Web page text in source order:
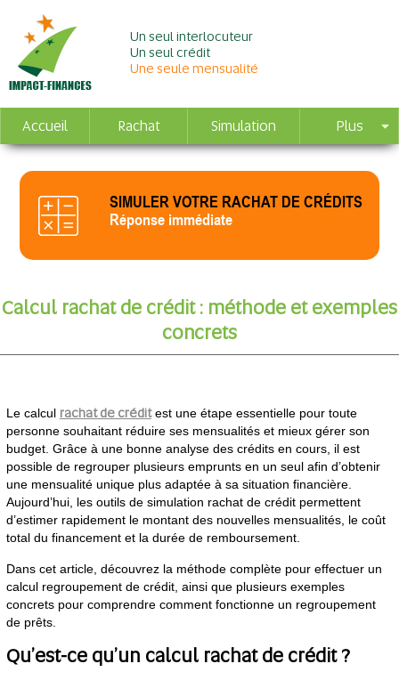
Un seul interlocuteur
Un seul crédit
Une seule mensualité
Accueil Rachat Simulation Plus
SIMULER VOTRE RACHAT DE CRÉDITS
Réponse immédiate
Calcul rachat de crédit : méthode et exemples
concrets
Le calcul rachat de créditest une étape essentielle pour toute
personne souhaitant réduire ses mensualités et mieux gérer son
budget. Grâce à une bonne analyse des crédits en cours, il est
possible de regrouper plusieurs emprunts en un seul afin d’obtenir
une mensualité unique plus adaptée à sa situation financière.
Aujourd’hui, les outils de simulation rachat de crédit permettent
d’estimer rapidement le montant des nouvelles mensualités, le coût
total du financement et la durée de remboursement.
Dans cet article, découvrez la méthode complète pour effectuer un
calcul regroupement de crédit, ainsi que plusieurs exemples
concrets pour comprendre comment fonctionne un regroupement
de prêts.
Qu’est-ce qu’un calcul rachat de crédit ?